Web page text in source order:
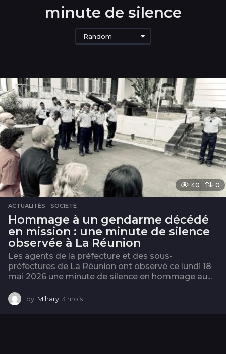
minute de silence
Random
40 0
ACTUALITÉS ,SOCIÉTÉ
Hommage à un gendarme décédé
en mission : une minute de silence
observée à La Réunion
Les agents de la préfecture et des sous-
préfectures de La Réunion ont observé ce lundi 18
mai 2026 une minute de silence en hommage au...
by Mihary 3 mois